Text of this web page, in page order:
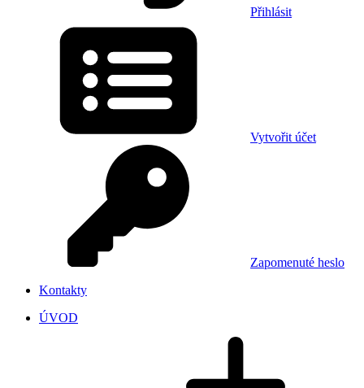
Přihlásit
Vytvořit účet
Zapomenuté heslo
Kontakty
ÚVOD